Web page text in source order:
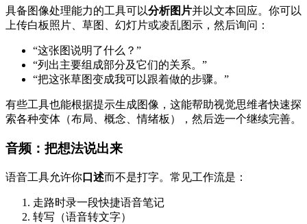
具备图像处理能力的工具可以分析图片并以文本回应。你可以
上传白板照片、草图、幻灯片或凌乱图示，然后询问：
“这张图说明了什么？”
“列出主要组成部分及它们的关系。”
“把这张草图变成我可以跟着做的步骤。”
有些工具也能根据提示生成图像，这能帮助视觉思维者快速探
索各种变体（布局、概念、情绪板），然后选一个继续完善。
音频：把想法说出来
语音工具允许你口述而不是打字。常见工作流是：
走路时录一段快捷语音笔记
转写（语音转文字）